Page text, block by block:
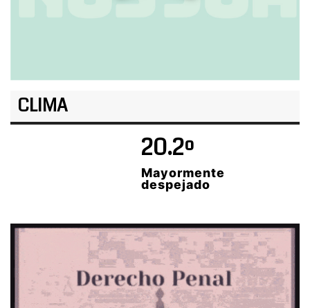
CLIMA
20.2º
Mayormente
despejado